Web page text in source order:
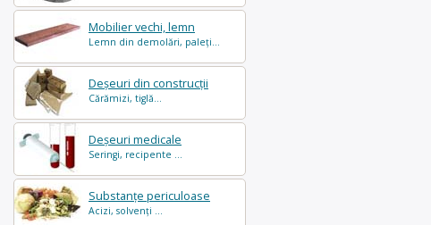
Mobilier vechi, lemn
Lemn din demolări, paleți...
Deșeuri din construcții
Cărămizi, tiglă...
Deșeuri medicale
Seringi, recipente ...
Substanțe periculoase
Acizi, solvenți ...